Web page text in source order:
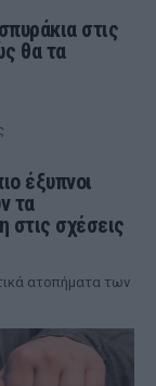
στις
θα τα
έξυπνοι
τα
στις σχέσεις
ατοπήματα των